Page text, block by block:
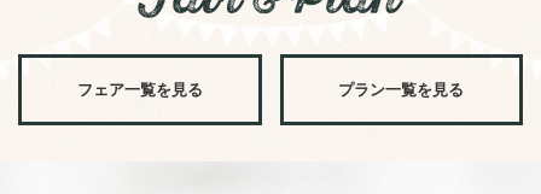
フェア一覧を見る プラン一覧を見る